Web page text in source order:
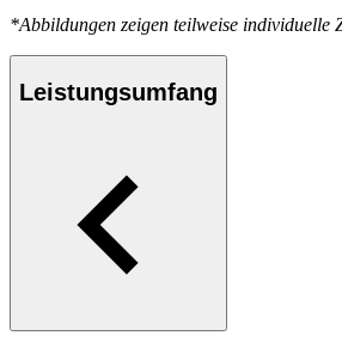
*Abbildungen zeigen teilweise individuelle
Leistungsumfang